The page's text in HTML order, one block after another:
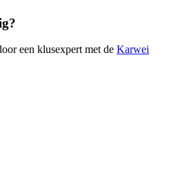
een klusexpert met de Karwei